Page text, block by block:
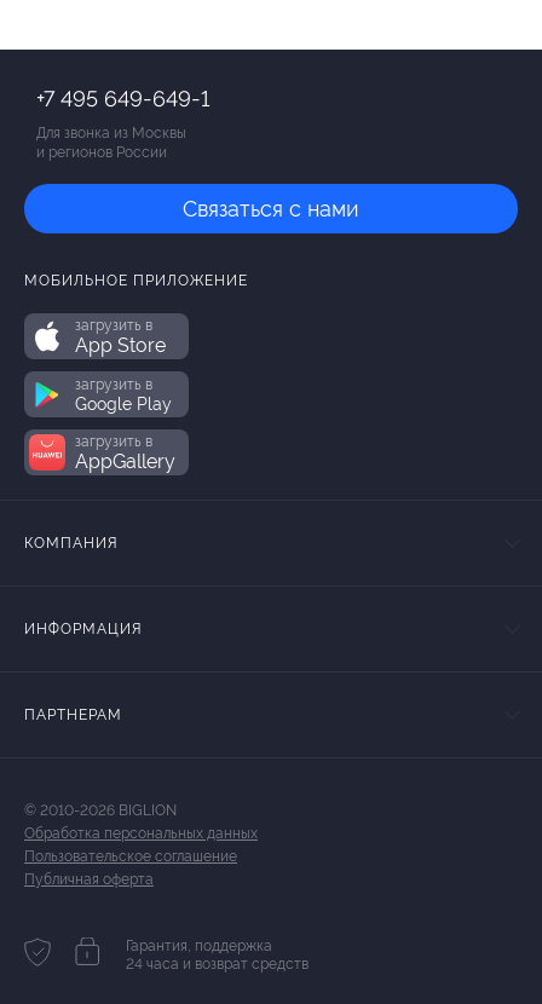
+7 495 649-649-1
Для звонка из Москвы
и регионов России
Связаться с нами
МОБИЛЬНОЕ ПРИЛОЖЕНИЕ
загрузить в
App Store
загрузить в
Google Play
загрузить в
AppGallery
КОМПАНИЯ
ИНФОРМАЦИЯ
ПАРТНЕРАМ
© 2010-2026 BIGLION
Обработка персональных данных
Пользовательское соглашение
Публичная оферта
Гарантия, поддержка
24 часа и возврат средств